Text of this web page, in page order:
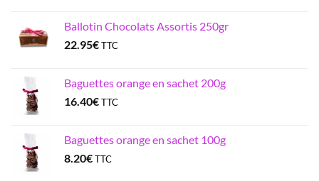
Ballotin Chocolats Assortis 250gr
22.95€TTC
Baguettes orange en sachet 200g
16.40€TTC
Baguettes orange en sachet 100g
8.20€TTC